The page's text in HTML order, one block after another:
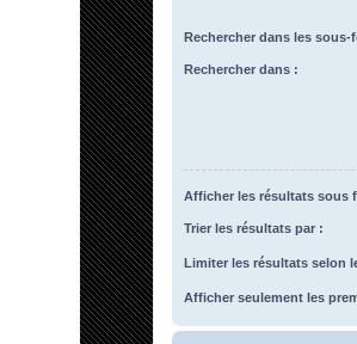
Rechercher dans les sous-
Rechercher dans :
Afficher les résultats sous
Trier les résultats par :
Limiter les résultats selon
Afficher seulement les